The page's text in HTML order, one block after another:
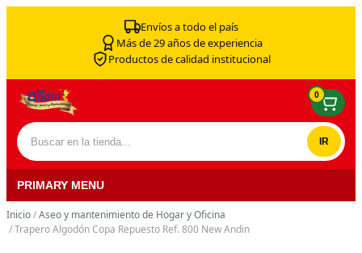
Envíos a todo el país
Más de 29 años de experiencia
Productos de calidad institucional
Buscar por:
0
PRIMARY MENU
Inicio/Aseo y mantenimiento de Hogar y Oficina
/ Trapero Algodón Copa Repuesto Ref. 800 New Andin